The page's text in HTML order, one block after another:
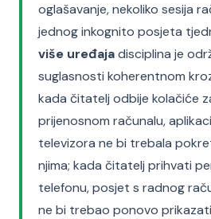
oglašavanje, nekoliko sesija
jednog inkognito posjeta
više uređajadisciplina je
suglasnosti koherentnom
kada čitatelj odbije kolačiće
prijenosnom računalu,
televizora ne bi trebala
njima; kada čitatelj prihvati
telefonu, posjet s radnog
ne bi trebao ponovo